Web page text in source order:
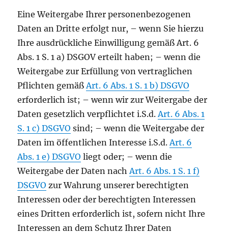
Eine Weitergabe Ihrer personenbezogenen
Daten an Dritte erfolgt nur, – wenn Sie hierzu
Ihre ausdrückliche Einwilligung gemäß Art. 6
Abs. 1 S. 1 a) DSGOV erteilt haben; – wenn die
Weitergabe zur Erfüllung von vertraglichen
Pflichten gemäßArt. 6 Abs. 1 S. 1 b) DSGVO
erforderlich ist; – wenn wir zur Weitergabe der
Daten gesetzlich verpflichtet i.S.d.Art. 6 Abs. 1
S. 1 c) DSGVO sind; – wenn die Weitergabe der
Daten im öffentlichen Interesse i.S.d.Art. 6
Abs. 1 e) DSGVO liegt oder; – wenn die
Weitergabe der Daten nachArt. 6 Abs. 1 S. 1 f)
DSGVO zur Wahrung unserer berechtigten
Interessen oder der berechtigten Interessen
eines Dritten erforderlich ist, sofern nicht Ihre
Interessen an dem Schutz Ihrer Daten